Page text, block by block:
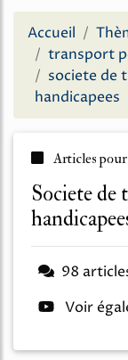
Accueil
transport
societe de
handicapees
Articles
societe de transport de personnes
98
Voir